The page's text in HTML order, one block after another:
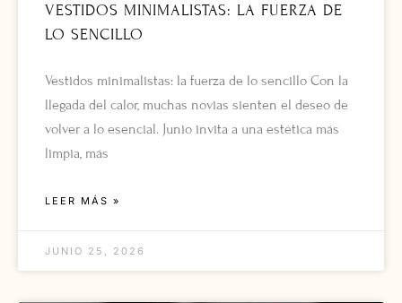
VESTIDOS MINIMALISTAS: LA FUERZA DE
LO SENCILLO
Vestidos minimalistas: la fuerza de lo sencillo Con la
llegada del calor, muchas novias sienten el deseo de
volver a lo esencial. Junio invita a una estética más
limpia, más
LEER MÁS »
JUNIO 25, 2026